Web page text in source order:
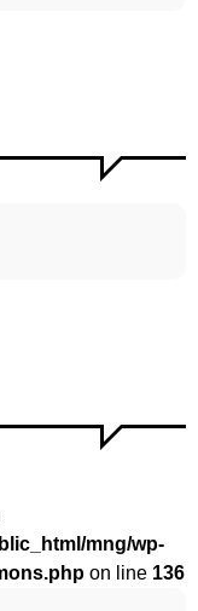
mng/wp-
on line 136